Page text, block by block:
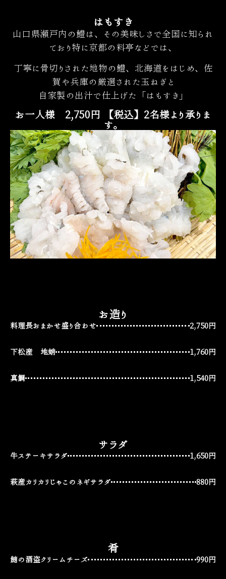
はもすき
山口県瀬戸内の鱧は、その美味しさで全国に知られ
ており特に京都の料亭などでは、
丁寧に骨切りされた地物の鱧、北海道をはじめ、佐
賀や兵庫の厳選された玉ねぎと
自家製の出汁で仕上げた「はもすき」
お一人様 2,750円 【税込】2名様より承りま
す。
お造り
料理長おまかせ盛り合わせ 2,750円
下松産 地蛸 1,760円
真鯛 1,540円
サラダ
牛ステーキサラダ 1,650円
萩産カリカリじゃこのネギサラダ 880円
肴
鮪の酒盗クリームチーズ 990円